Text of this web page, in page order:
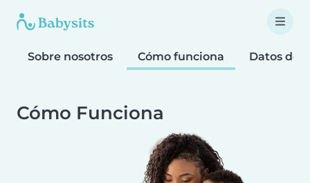
Sobre nosotros Cómo funciona Datos de
Cómo Funciona